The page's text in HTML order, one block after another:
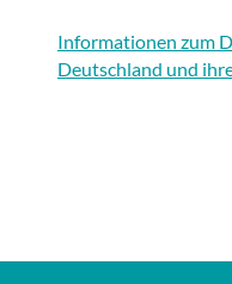
Informationen zum
Deutschland und